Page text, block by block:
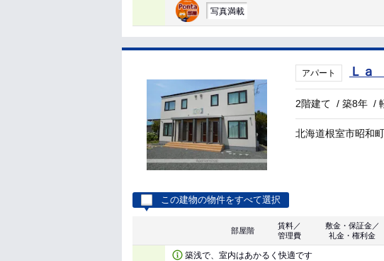
写真満載
アパート Ｌａ
2階建て /築8年 /
北海道根室市昭和
この建物の物件をすべて選択
部屋階
賃料／
管理費
敷金・保証金／
礼金・権利金
築浅で、室内はあかるく快適です